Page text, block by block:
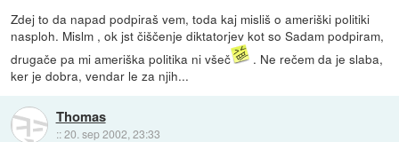
Zdej to da napad podpiraš vem, toda kaj misliš o ameriški politiki
nasploh. Mislm , ok jst čiščenje diktatorjev kot so Sadam podpiram,
drugače pa mi ameriška politika ni všeč
. Ne rečem da je slaba,
ker je dobra, vendar le za njih...
Thomas
::20. sep 2002, 23:33